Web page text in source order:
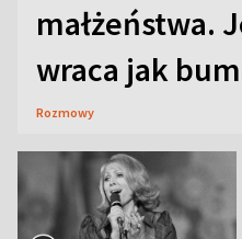
małżeństwa.
wraca jak
Rozmowy